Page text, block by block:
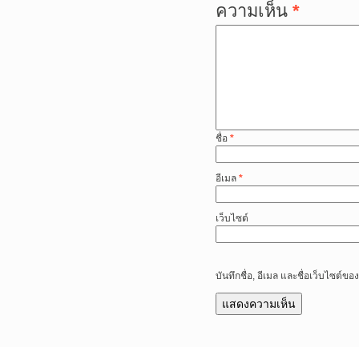
ความเห็น *
ชื่อ *
อีเมล *
เว็บไซต์
บันทึกชื่อ, อีเมล และชื่อเว็บไซต์ขอ